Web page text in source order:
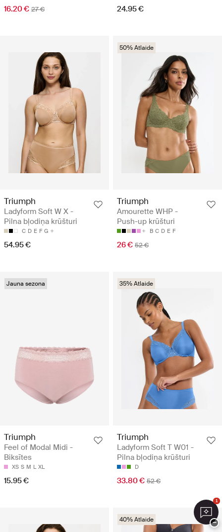
16.20 € 27 € 24.95 €
Triumph
Ladyform Soft W X -
Pilna bļodiņa krūšturi
C D E F G
54.95 €
50% Atlaide
Triumph
Amourette WHP -
Push-up krūšturi
B C D E F
26 € 52 €
Jauna sezona
Triumph
Feel of Modal Midi -
Biksītes
XS S M L XL
15.95 €
35% Atlaide
Triumph
Ladyform Soft T W01 -
Pilna bļodiņa krūšturi
D
33.80 € 52 €
40% Atlaide
1
−